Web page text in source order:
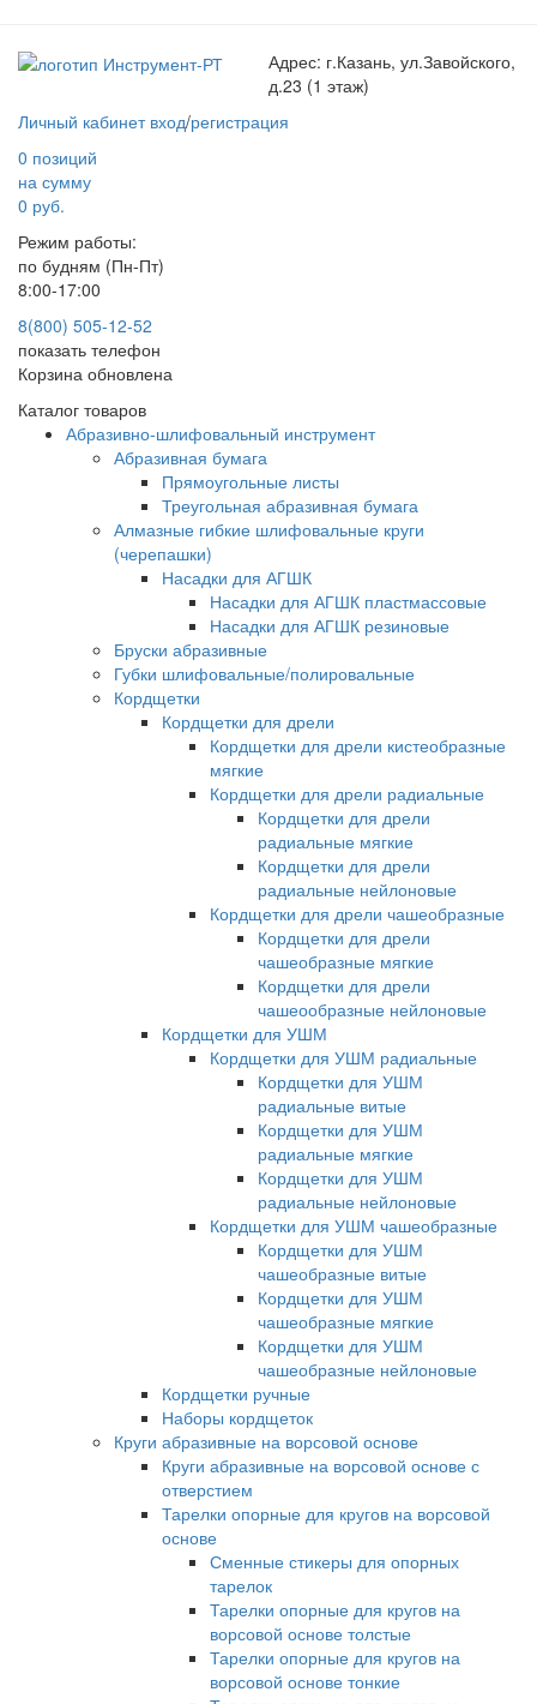
Адрес: г.Казань, ул.Завойского,
д.23 (1 этаж)
Личный кабинет вход/регистрация
0 позиций
на сумму
0 руб.
Режим работы:
по будням (Пн-Пт)
8:00-17:00
8(800) 505-12-52
показать телефон
Корзина обновлена
Каталог товаров
Абразивно-шлифовальный инструмент
Абразивная бумага
Прямоугольные листы
Треугольная абразивная бумага
Алмазные гибкие шлифовальные круги
(черепашки)
Насадки для АГШК
Насадки для АГШК пластмассовые
Насадки для АГШК резиновые
Бруски абразивные
Губки шлифовальные/полировальные
Кордщетки
Кордщетки для дрели
Кордщетки для дрели кистеобразные
мягкие
Кордщетки для дрели радиальные
Кордщетки для дрели
радиальные мягкие
Кордщетки для дрели
радиальные нейлоновые
Кордщетки для дрели чашеобразные
Кордщетки для дрели
чашеобразные мягкие
Кордщетки для дрели
чашеообразные нейлоновые
Кордщетки для УШМ
Кордщетки для УШМ радиальные
Кордщетки для УШМ
радиальные витые
Кордщетки для УШМ
радиальные мягкие
Кордщетки для УШМ
радиальные нейлоновые
Кордщетки для УШМ чашеобразные
Кордщетки для УШМ
чашеобразные витые
Кордщетки для УШМ
чашеобразные мягкие
Кордщетки для УШМ
чашеобразные нейлоновые
Кордщетки ручные
Наборы кордщеток
Круги абразивные на ворсовой основе
Круги абразивные на ворсовой основе с
отверстием
Тарелки опорные для кругов на ворсовой
основе
Сменные стикеры для опорных
тарелок
Тарелки опорные для кругов на
ворсовой основе толстые
Тарелки опорные для кругов на
ворсовой основе тонкие